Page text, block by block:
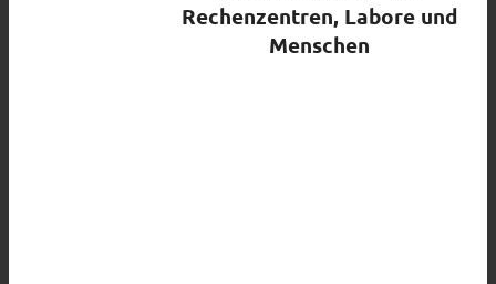
Rechenzentren, Labore und
Menschen